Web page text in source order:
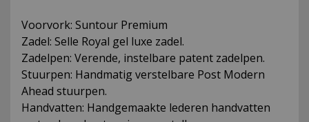
Voorvork: Suntour Premium
Zadel: Selle Royal gel luxe zadel.
Zadelpen: Verende, instelbare patent zadelpen.
Stuurpen: Handmatig verstelbare Post Modern
Ahead stuurpen.
Handvatten: Handgemaakte lederen handvatten